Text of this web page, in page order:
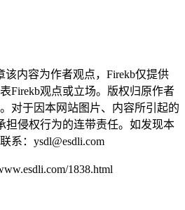
该内容为作者观点，Firekb仅提供
Firekb观点或立场。版权归原作者
对于因本网站图片、内容所引起的
担侵权行为的连带责任。如发现本
系：ysdl@esdli.com
1838.html